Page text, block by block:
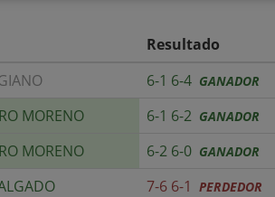
Resultado
6-1 6-4 GANADOR
MORENO 6-1 6-2 GANADOR
MORENO 6-2 6-0 GANADOR
7-6 6-1 PERDEDOR